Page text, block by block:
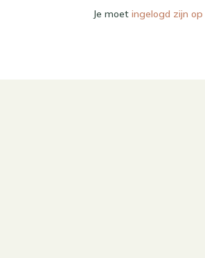
Je moetingelogd zijn op